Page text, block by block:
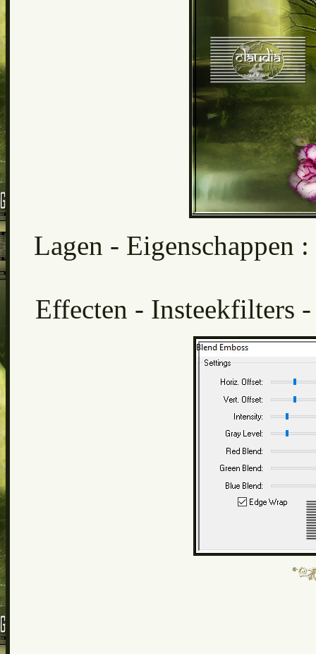
Lagen - Eigenschappen
Effecten - Insteekfilters